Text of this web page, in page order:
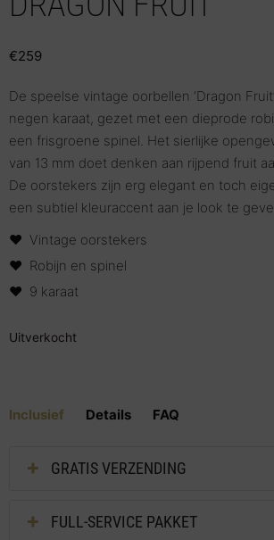
€259
De speelse vintage oorbellen ‘Dragon
negen karaat, gezet met een dieprode
een frisgroene spinel. Het sierlijke
van 13 mm doet denken aan rijpend fruit
De oorstekers zijn erg elegant en toch
een subtiel kleuraccent aan je look te
Vintage oorstekers
Robijn en spinel
9 karaat
Uitverkocht
Inclusief Details FAQ
GRATIS VERZENDING
FULL-SERVICE PAKKET